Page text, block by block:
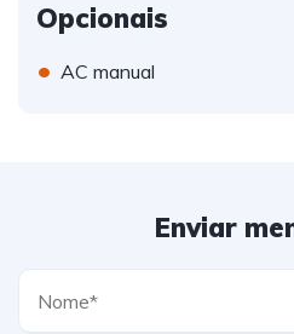
Opcionais
• AC manual
Enviar